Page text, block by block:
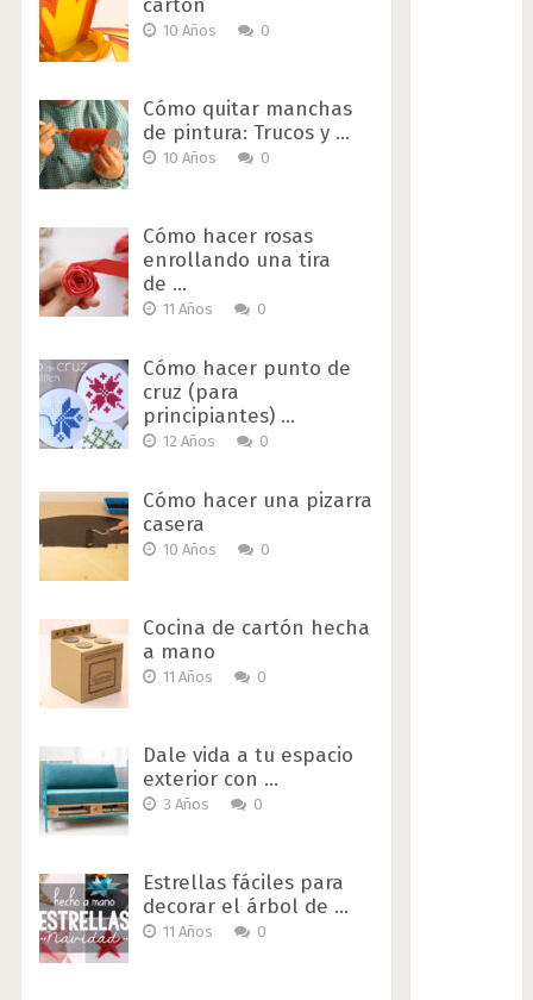
cartón
10 Años 0
Cómo quitar manchas
de pintura: Trucos y …
10 Años 0
Cómo hacer rosas
enrollando una tira
de …
11 Años 0
Cómo hacer punto de
cruz (para
principiantes) …
12 Años 0
Cómo hacer una pizarra
casera
10 Años 0
Cocina de cartón hecha
a mano
11 Años 0
Dale vida a tu espacio
exterior con …
3 Años 0
Estrellas fáciles para
decorar el árbol de …
11 Años 0